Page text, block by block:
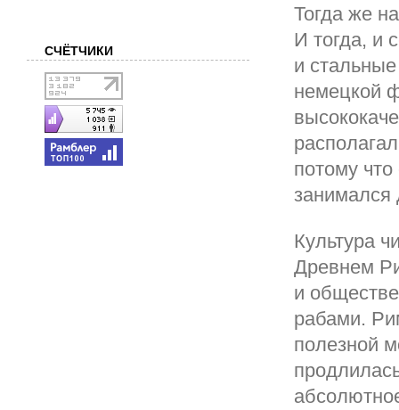
Тогда же
И тогда, и
и
немецкой
потому
занимался
Культура
Древнем
и
рабами.
полезной
СЧЁТЧИКИ